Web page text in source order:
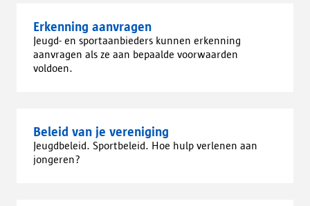
Erkenning aanvragen
Jeugd- en sportaanbieders kunnen erkenning
aanvragen als ze aan bepaalde voorwaarden
voldoen.
Beleid van je vereniging
Jeugdbeleid. Sportbeleid. Hoe hulp verlenen aan
jongeren?